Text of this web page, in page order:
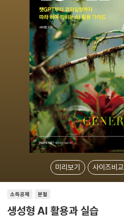
미리보기 사이즈비교
소득공제 분철
생성형 AI 활용과 실습